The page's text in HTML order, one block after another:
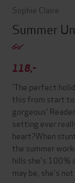
Sophie Claire
Summer
118,-
'The perfect
this from start to
gorgeous' Reader
setting ever
heart?When
the summer
hills she's 100%
may be, she's not